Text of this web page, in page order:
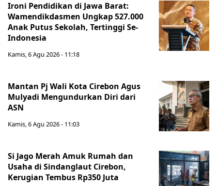
Ironi Pendidikan di Jawa Barat:
Wamendikdasmen Ungkap 527.000
Anak Putus Sekolah, Tertinggi Se-
Indonesia
Kamis, 6 Agu 2026 - 11:18
Mantan Pj Wali Kota Cirebon Agus
Mulyadi Mengundurkan Diri dari
ASN
Kamis, 6 Agu 2026 - 11:03
Si Jago Merah Amuk Rumah dan
Usaha di Sindanglaut Cirebon,
Kerugian Tembus Rp350 Juta